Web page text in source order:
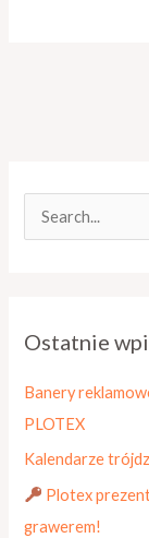
a
:
Ostatnie
Banery
PLOTEX
Kalendarze
Plotex
grawerem!